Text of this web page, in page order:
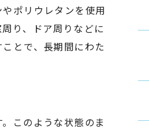
ポリウレタンを使用
り、ドア周りなどに
とで、長期間にわた
このような状態のま